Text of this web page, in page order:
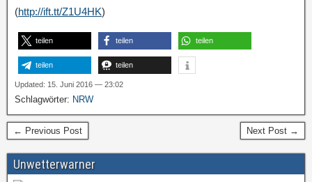
(http://ift.tt/Z1U4HK)
teilen teilen teilen
teilen teilen
Updated: 15. Juni 2016 — 23:02
Schlagwörter: NRW
← Previous Post Next Post →
Unwetterwarner